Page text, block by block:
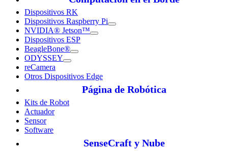
Dispositivos RK
Dispositivos Raspberry Pi
NVIDIA® Jetson™
Dispositivos ESP
BeagleBone®
ODYSSEY
reCamera
Otros Dispositivos Edge
Página de Robótica
Kits de Robot
Actuador
Sensor
Software
SenseCraft y Nube